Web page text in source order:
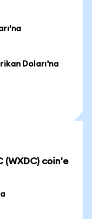
Doları'na
(WXDC) coin'e